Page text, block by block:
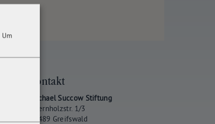
Kontakt
Michael Succow Stiftung
Ellernholzstr. 1/3
17489 Greifswald
Um